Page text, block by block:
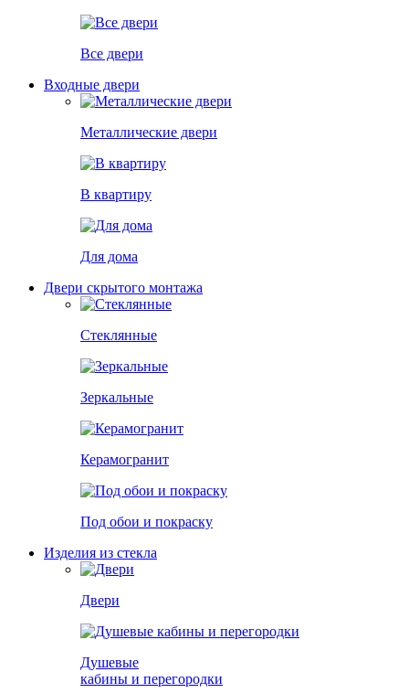
Все двери
Входные двери
Металлические двери
В квартиру
Для дома
Двери скрытого монтажа
Стеклянные
Зеркальные
Керамогранит
Под обои и покраску
Изделия из стекла
Двери
Душевые
кабины и перегородки